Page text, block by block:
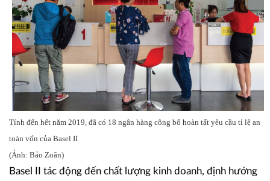
Tính đến hết năm 2019, đã có 18 ngân hàng công bố hoàn tất yêu cầu tỉ lệ an
toàn vốn của Basel II
(Ảnh: Bảo Zoãn)
Basel II tác động đến chất lượng kinh doanh, định hướng